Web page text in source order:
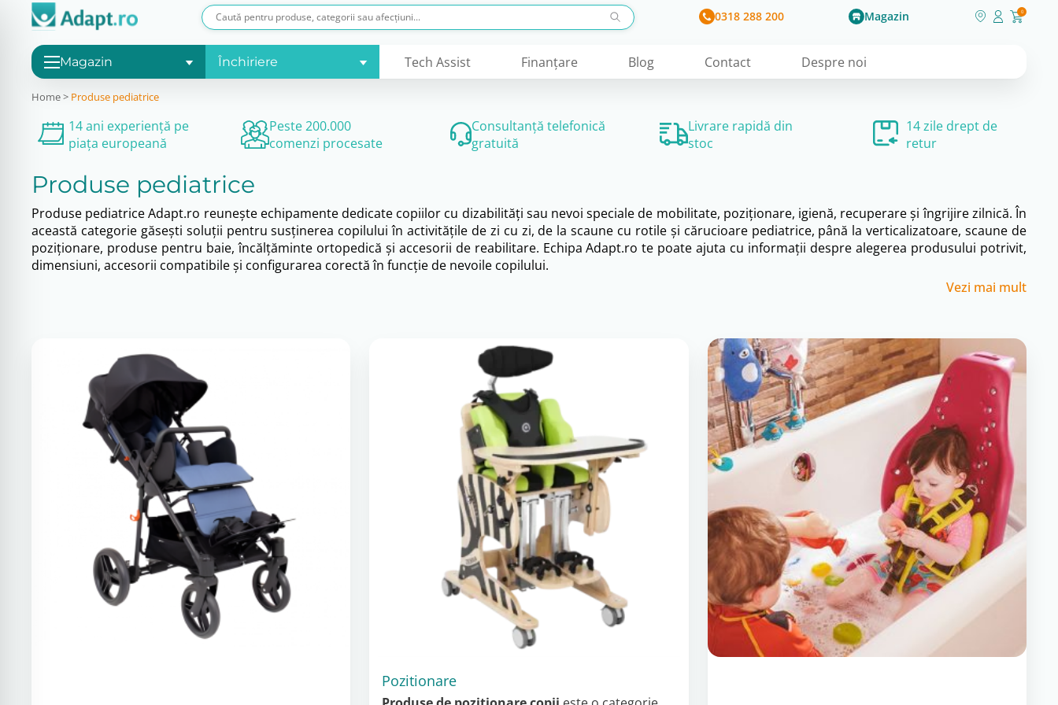
0318 288 200 Magazin 0
Magazin Închiriere Tech Assist Finanţare Blog Contact Despre noi
Home> Produse pediatrice
14 ani experiență pe
piața europeană
Peste 200.000
comenzi procesate
Consultanță telefonică
gratuită
Livrare rapidă din
stoc
14 zile drept de
retur
Produse pediatrice
Produse pediatrice Adapt.ro reunește echipamente dedicate copiilor cu dizabilități sau nevoi speciale de mobilitate, poziționare, igienă, recuperare și îngrijire zilnică. În
această categorie găsești soluții pentru susținerea copilului în activitățile de zi cu zi, de la scaune cu rotile și cărucioare pediatrice, până la verticalizatoare, scaune de
poziționare, produse pentru baie, încălțăminte ortopedică și accesorii de reabilitare. Echipa Adapt.ro te poate ajuta cu informații despre alegerea produsului potrivit,
dimensiuni, accesorii compatibile și configurarea corectă în funcție de nevoile copilului.
Vezi mai mult
Pozitionare